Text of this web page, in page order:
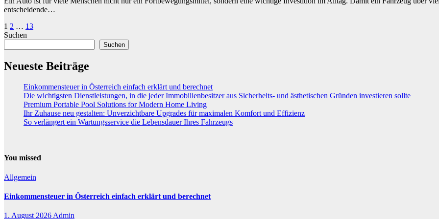
entscheidende…
Seitennummerierung
der
1 2 … 13
Suchen
Suchen
Neueste Beiträge
Einkommensteuer in Österreich einfach erklärt und berechnet
Die wichtigsten Dienstleistungen, in die jeder Immobilienbesitzer aus Sicherheits- und ästhetischen Gründen investieren sollte
Premium Portable Pool Solutions for Modern Home Living
Ihr Zuhause neu gestalten: Unverzichtbare Upgrades für maximalen Komfort und Effizienz
So verlängert ein Wartungsservice die Lebensdauer Ihres Fahrzeugs
You missed
Allgemein
Einkommensteuer in Österreich einfach erklärt und berechnet
1. August 2026 Admin